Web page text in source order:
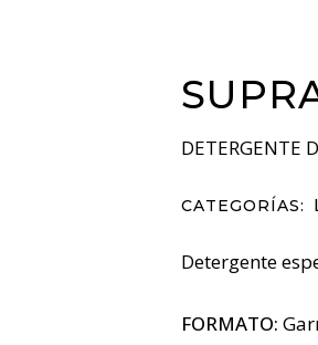
DETERGENTE
CATEGORÍAS:
Detergente
FORMATO: